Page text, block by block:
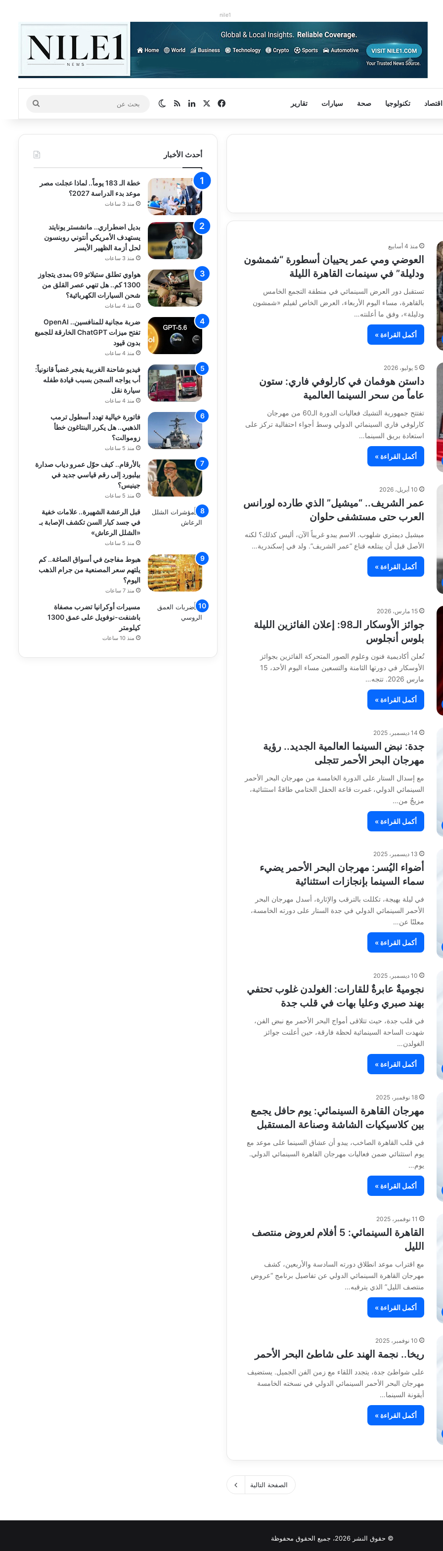
nile1
اقتصاد تكنولوجيا صحة سيارات تقارير فيسبوك لينكدإنملخص الموقع RSS
الوضع المظلم
بحث
عن
منذ 4 أسابيع
العوضي ومي عمر يحييان أسطورة “شمشون
ودليلة” في سينمات القاهرة الليلة
تستقبل دور العرض السينمائي في منطقة التجمع الخامس
بالقاهرة، مساء اليوم الأربعاء، العرض الخاص لفيلم «شمشون
ودليلة»، وفق ما أعلنته…
أكمل القراءة »
5 يوليو، 2026
داستن هوفمان في كارلوفي فاري: ستون
عاماً من سحر السينما العالمية
تفتتح جمهورية التشيك فعاليات الدورة الـ60 من مهرجان
كارلوفي فاري السينمائي الدولي وسط أجواء احتفالية تركز على
استعادة بريق السينما…
أكمل القراءة »
10 أبريل، 2026
عمر الشريف.. “ميشيل” الذي طارده لورانس
العرب حتى مستشفى حلوان
ميشيل ديمتري شلهوب. الاسم يبدو غريباً الآن، أليس كذلك؟ لكنه
الأصل قبل أن يبتلعه قناع “عمر الشريف”. ولد في إسكندرية…
أكمل القراءة »
15 مارس، 2026
جوائز الأوسكار الـ98: إعلان الفائزين الليلة
بلوس أنجلوس
تُعلن أكاديمية فنون وعلوم الصور المتحركة الفائزين بجوائز
الأوسكار في دورتها الثامنة والتسعين مساء اليوم الأحد، 15
مارس 2026. تتجه…
أكمل القراءة »
14 ديسمبر، 2025
جدة: نبض السينما العالمية الجديد.. رؤية
مهرجان البحر الأحمر تتجلى
مع إسدال الستار على الدورة الخامسة من مهرجان البحر الأحمر
السينمائي الدولي، غمرت قاعة الحفل الختامي طاقةٌ استثنائية،
مزيجٌ من…
أكمل القراءة »
13 ديسمبر، 2025
أضواء اليُسر: مهرجان البحر الأحمر يضيء
سماء السينما بإنجازات استثنائية
في ليلة بهيجة، تكللت بالترقب والإثارة، أسدل مهرجان البحر
الأحمر السينمائي الدولي في جدة الستار على دورته الخامسة،
معلنًا عن…
أكمل القراءة »
10 ديسمبر، 2025
نجوميةٌ عابرةٌ للقارات: الغولدن غلوب تحتفي
بهند صبري وعليا بهات في قلب جدة
في قلب جدة، حيث تتلاقى أمواج البحر الأحمر مع نبض الفن،
شهدت الساحة السينمائية لحظة فارقة، حين أعلنت جوائز
الغولدن…
أكمل القراءة »
18 نوفمبر، 2025
مهرجان القاهرة السينمائي: يوم حافل يجمع
بين كلاسيكيات الشاشة وصناعة المستقبل
في قلب القاهرة الصاخب، يبدو أن عشاق السينما على موعد مع
يوم استثنائي ضمن فعاليات مهرجان القاهرة السينمائي الدولي.
يوم…
أكمل القراءة »
11 نوفمبر، 2025
القاهرة السينمائي: 5 أفلام لعروض منتصف
الليل
مع اقتراب موعد انطلاق دورته السادسة والأربعين، كشف
مهرجان القاهرة السينمائي الدولي عن تفاصيل برنامج “عروض
منتصف الليل” الذي يترقبه…
أكمل القراءة »
10 نوفمبر، 2025
ريخا.. نجمة الهند على شاطئ البحر الأحمر
على شواطئ جدة، يتجدد اللقاء مع زمن الفن الجميل. يستضيف
مهرجان البحر الأحمر السينمائي الدولي في نسخته الخامسة
أيقونة السينما…
أكمل القراءة »
الصفحة التالية
أحدث الأخبار
خطة الـ 183 يوماً.. لماذا عجلت مصر
موعد بدء الدراسة 2027؟
منذ 3 ساعات
بديل اضطراري.. مانشستر يونايتد
يستهدف الأمريكي أنتوني روبنسون
لحل أزمة الظهير الأيسر
منذ 3 ساعات
هواوي تطلق ستيلاتو G9 بمدى يتجاوز
1300 كم.. هل تنهي عصر القلق من
شحن السيارات الكهربائية؟
منذ 4 ساعات
ضربة مجانية للمنافسين.. OpenAI
تفتح ميزات ChatGPT الخارقة للجميع
بدون قيود
منذ 4 ساعات
فيديو شاحنة الغربية يفجر غضباً قانونياً:
أب يواجه السجن بسبب قيادة طفله
سيارة نقل
منذ 4 ساعات
فاتورة خيالية تهدد أسطول ترمب
الذهبي.. هل يكرر البنتاغون خطأ
زوموالت؟
منذ 5 ساعات
بالأرقام.. كيف حوّل عمرو دياب صدارة
بيلبورد إلى رقم قياسي جديد في
جينيس؟
منذ 5 ساعات
قبل الرعشة الشهيرة.. علامات خفية
في جسد كبار السن تكشف الإصابة بـ
«الشلل الرعاش»
منذ 5 ساعات
هبوط مفاجئ في أسواق الصاغة.. كم
يلتهم سعر المصنعية من جرام الذهب
اليوم؟
منذ 7 ساعات
مسيرات أوكرانيا تضرب مصفاة
باشنفت-نوفويل على عمق 1300
كيلومتر
منذ 10 ساعات
© حقوق النشر 2026، جميع الحقوق محفوظة